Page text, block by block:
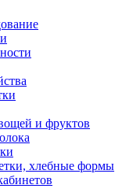
и фруктов
хлебные формы